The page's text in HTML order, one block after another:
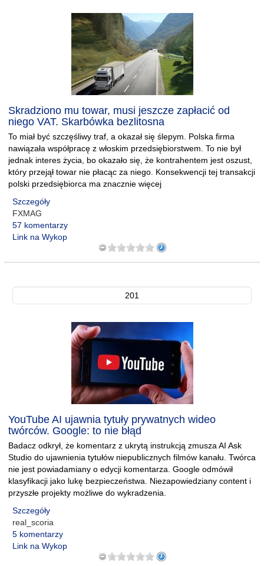
Skradziono mu towar, musi jeszcze zapłacić od
niego VAT. Skarbówka bezlitosna
To miał być szczęśliwy traf, a okazał się ślepym. Polska firma
nawiązała współpracę z włoskim przedsiębiorstwem. To nie był
jednak interes życia, bo okazało się, że kontrahentem jest oszust,
który przejął towar nie płacąc za niego. Konsekwencji tej transakcji
polski przedsiębiorca ma znacznie więcej
Szczegóły
FXMAG
57 komentarzy
Link na Wykop
201
YouTube AI ujawnia tytuły prywatnych wideo
twórców. Google: to nie błąd
Badacz odkrył, że komentarz z ukrytą instrukcją zmusza AI Ask
Studio do ujawnienia tytułów niepublicznych filmów kanału. Twórca
nie jest powiadamiany o edycji komentarza. Google odmówił
klasyfikacji jako lukę bezpieczeństwa. Niezapowiedziany content i
przyszłe projekty możliwe do wykradzenia.
Szczegóły
real_scoria
5 komentarzy
Link na Wykop